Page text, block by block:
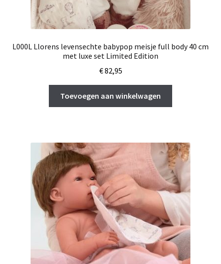
L000L Llorens levensechte babypop meisje full body 40 cm
met luxe set Limited Edition
€82,95
Toevoegen aan winkelwagen